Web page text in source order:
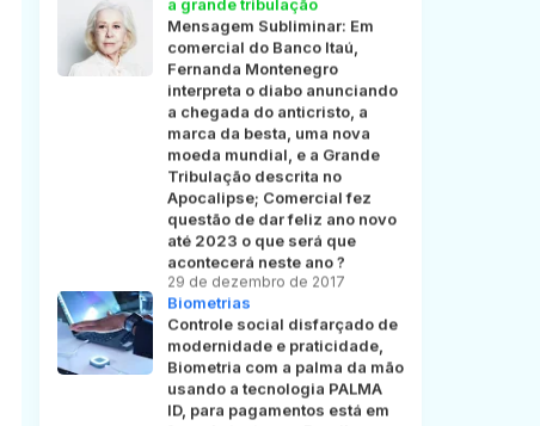
a grande tribulação
Mensagem Subliminar: Em
comercial do Banco Itaú,
Fernanda Montenegro
interpreta o diabo anunciando
a chegada do anticristo, a
marca da besta, uma nova
moeda mundial, e a Grande
Tribulação descrita no
Apocalipse; Comercial fez
questão de dar feliz ano novo
até 2023 o que será que
acontecerá neste ano ?
29 de dezembro de 2017
Biometrias
Controle social disfarçado de
modernidade e praticidade,
Biometria com a palma da mão
usando a tecnologia PALMA
ID, para pagamentos está em